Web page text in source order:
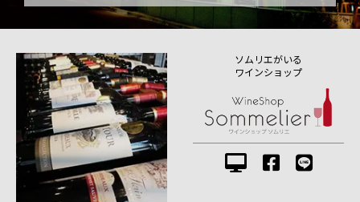
ソムリエがいる
ワインショップ